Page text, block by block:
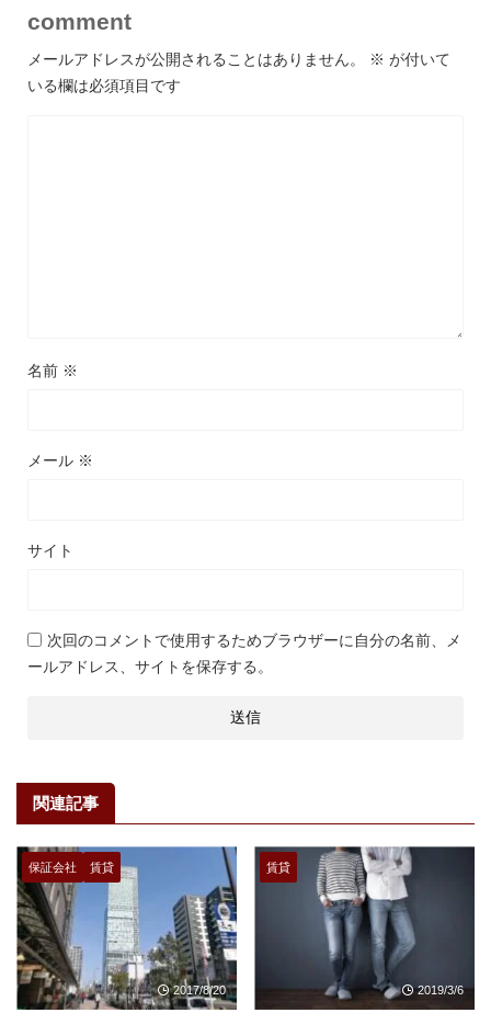
comment
メールアドレスが公開されることはありません。 ※ が付いて
いる欄は必須項目です
名前 ※
メール ※
サイト
次回のコメントで使用するためブラウザーに自分の名前、メ
ールアドレス、サイトを保存する。
関連記事
保証会社 賃貸
2017/8/20
賃貸
2019/3/6